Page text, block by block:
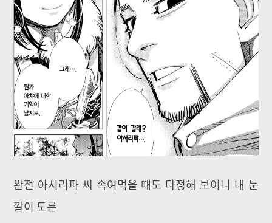
완전 아시리파 씨 속여먹을 때도 다정해 보이니 내 눈
깔이 도른